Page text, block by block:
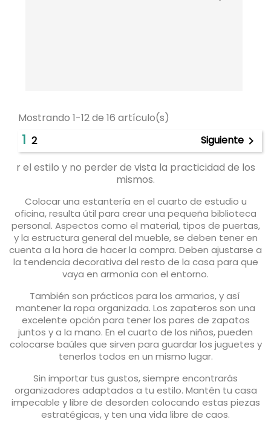
Mostrando 1-12 de 16 artículo(s)
1 2 Siguiente 
r el estilo y no perder de vista la practicidad de los
mismos.
Colocar una estantería en el cuarto de estudio u
oficina, resulta útil para crear una pequeña biblioteca
personal. Aspectos como el material, tipos de puertas,
y la estructura general del mueble, se deben tener en
cuenta a la hora de hacer la compra. Deben ajustarse a
la tendencia decorativa del resto de la casa para que
vaya en armonía con el entorno.
También son prácticos para los armarios, y así
mantener la ropa organizada. Los zapateros son una
excelente opción para tener los pares de zapatos
juntos y a la mano. En el cuarto de los niños, pueden
colocarse baúles que sirven para guardar los juguetes y
tenerlos todos en un mismo lugar.
Sin importar tus gustos, siempre encontrarás
organizadores adaptados a tu estilo. Mantén tu casa
impecable y libre de desorden colocando estas piezas
estratégicas, y ten una vida libre de caos.